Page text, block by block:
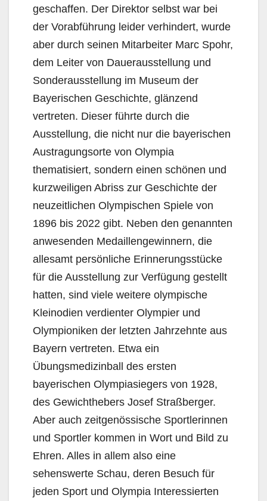
geschaffen. Der Direktor selbst war bei
der Vorabführung leider verhindert, wurde
aber durch seinen Mitarbeiter Marc Spohr,
dem Leiter von Dauerausstellung und
Sonderausstellung im Museum der
Bayerischen Geschichte, glänzend
vertreten. Dieser führte durch die
Ausstellung, die nicht nur die bayerischen
Austragungsorte von Olympia
thematisiert, sondern einen schönen und
kurzweiligen Abriss zur Geschichte der
neuzeitlichen Olympischen Spiele von
1896 bis 2022 gibt. Neben den genannten
anwesenden Medaillengewinnern, die
allesamt persönliche Erinnerungsstücke
für die Ausstellung zur Verfügung gestellt
hatten, sind viele weitere olympische
Kleinodien verdienter Olympier und
Olympioniken der letzten Jahrzehnte aus
Bayern vertreten. Etwa ein
Übungsmedizinball des ersten
bayerischen Olympiasiegers von 1928,
des Gewichthebers Josef Straßberger.
Aber auch zeitgenössische Sportlerinnen
und Sportler kommen in Wort und Bild zu
Ehren. Alles in allem also eine
sehenswerte Schau, deren Besuch für
jeden Sport und Olympia Interessierten